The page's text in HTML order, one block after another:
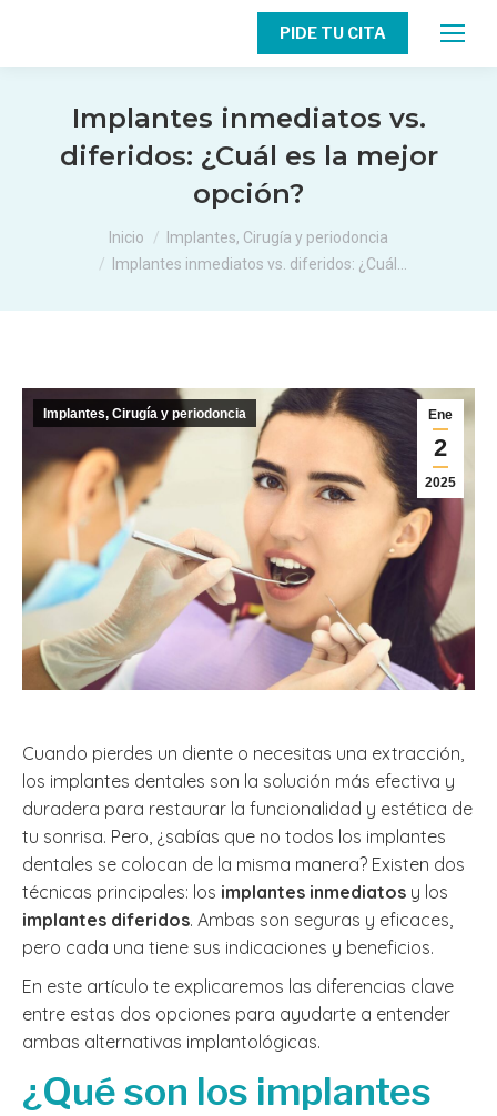
PIDE TU CITA
Implantes inmediatos vs.
diferidos: ¿Cuál es la mejor
opción?
Estás aquí:Inicio
Implantes, Cirugía y periodoncia
Implantes inmediatos vs. diferidos: ¿Cuál…
Ene
2
2025
Implantes, Cirugía y periodoncia
Cuando pierdes un diente o necesitas una extracción,
los implantes dentales son la solución más efectiva y
duradera para restaurar la funcionalidad y estética de
tu sonrisa. Pero, ¿sabías que no todos los implantes
dentales se colocan de la misma manera? Existen dos
técnicas principales: los implantes inmediatos y los
implantes diferidos. Ambas son seguras y eficaces,
pero cada una tiene sus indicaciones y beneficios.
En este artículo te explicaremos las diferencias clave
entre estas dos opciones para ayudarte a entender
ambas alternativas implantológicas.
¿Qué son los implantes